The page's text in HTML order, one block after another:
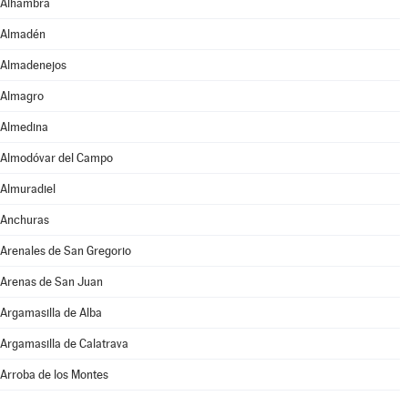
Alhambra
Almadén
Almadenejos
Almagro
Almedina
Almodóvar del Campo
Almuradiel
Anchuras
Arenales de San Gregorio
Arenas de San Juan
Argamasilla de Alba
Argamasilla de Calatrava
Arroba de los Montes